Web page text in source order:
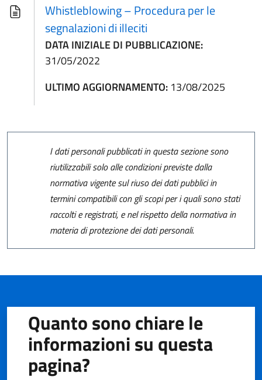
Whistleblowing – Procedura per le
segnalazioni di illeciti
DATA INIZIALE DI PUBBLICAZIONE:
31/05/2022
ULTIMO AGGIORNAMENTO: 13/08/2025
I dati personali pubblicati in questa sezione sono
riutilizzabili solo alle condizioni previste dalla
normativa vigente sul riuso dei dati pubblici in
termini compatibili con gli scopi per i quali sono stati
raccolti e registrati, e nel rispetto della normativa in
materia di protezione dei dati personali.
Quanto sono chiare le
informazioni su questa
pagina?